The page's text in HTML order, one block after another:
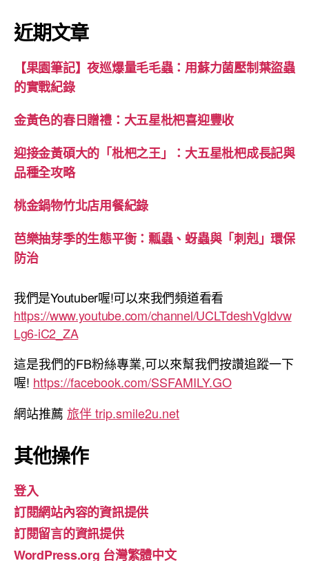
近期文章
【果園筆記】夜巡爆量毛毛蟲：用蘇力菌壓制葉盜蟲
的實戰紀錄
金黃色的春日贈禮：大五星枇杷喜迎豐收
迎接金黃碩大的「枇杷之王」：大五星枇杷成長記與
品種全攻略
桃金鍋物竹北店用餐紀錄
芭樂抽芽季的生態平衡：瓢蟲、蚜蟲與「刺剋」環保
防治
我們是Youtuber喔!可以來我們頻道看看
https://www.youtube.com/channel/UCLTdeshVgIdvw
Lg6-iC2_ZA
這是我們的FB粉絲專業,可以來幫我們按讚追蹤一下
喔! https://facebook.com/SSFAMILY.GO
網站推薦 旅伴 trip.smile2u.net
其他操作
登入
訂閱網站內容的資訊提供
訂閱留言的資訊提供
WordPress.org 台灣繁體中文